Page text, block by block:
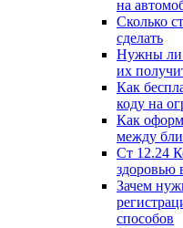
на
Сколько
сделать
Нужны ли
их
Как
коду на
Как
между
Ст 12.24
здоровью
Зачем
способов